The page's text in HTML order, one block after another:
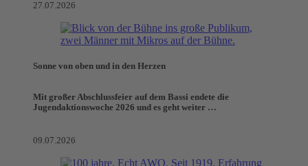
27.07.2026
Sonne von oben und in den Herzen
Mit großer Abschlussfeier auf dem Bassi endete die
Jugendaktionswoche 2026 und es geht weiter …
09.07.2026